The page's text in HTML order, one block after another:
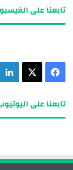
تابعنا على
تابعنا على